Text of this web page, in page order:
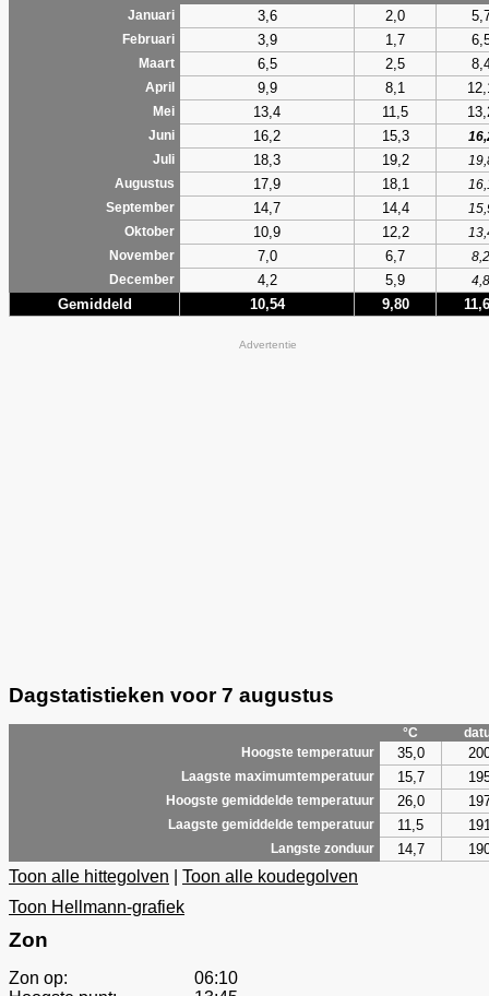
Januari
3,6 2,0
Februari 3,9 1,7
Maart 6,5 2,5
April 9,9 8,1
Mei 13,4 11,5
Juni 16,2 15,3
Juli
18,3 19,2
Augustus
17,9 18,1
September
14,7 14,4
Oktober
10,9 12,2
November
7,0 6,7
8,2
December
4,2 5,9 4,8
Gemiddeld 10,54 9,80
Advertentie
Dagstatistieken voor 7 augustus
°C
Hoogste temperatuur
35,0
Laagste maximumtemperatuur 15,7
Hoogste gemiddelde temperatuur 26,0
Laagste gemiddelde temperatuur 11,5
Langste zonduur 14,7
Toon alle hittegolven
Toon alle koudegolven
Toon Hellmann-grafiek
Zon
Zon op:
06:10